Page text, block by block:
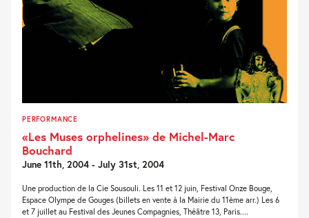
PERFORMANCE
«Les Muses orphelines» de Michel-Marc
Bouchard
June 11th, 2004 - July 31st, 2004
Une production de la Cie Sousouli. Les 11 et 12 juin, Festival Onze Bouge,
Espace Olympe de Gouges (billets en vente à la Mairie du 11ème arr.) Les 6
et 7 juillet au Festival des Jeunes Compagnies, Théâtre 13, Paris....